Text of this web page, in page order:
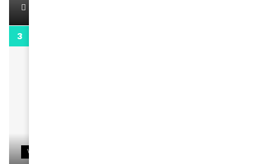
VIDEOS